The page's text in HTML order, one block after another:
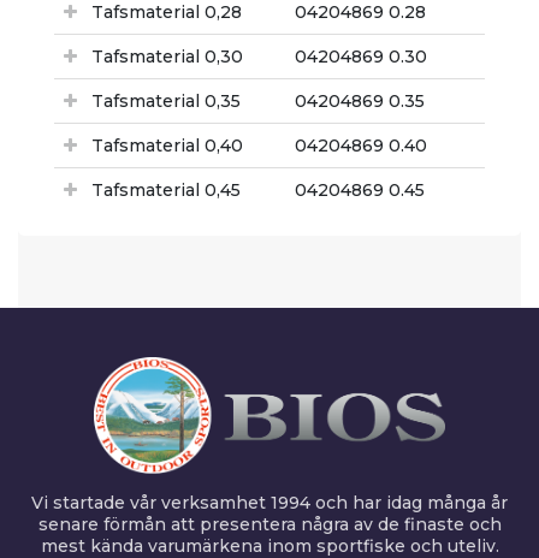
Tafsmaterial 0,28 04204869 0.28
Tafsmaterial 0,30 04204869 0.30
Tafsmaterial 0,35 04204869 0.35
Tafsmaterial 0,40 04204869 0.40
Tafsmaterial 0,45 04204869 0.45
Vi startade vår verksamhet 1994 och har idag många år
senare förmån att presentera några av de finaste och
mest kända varumärkena inom sportfiske och uteliv.